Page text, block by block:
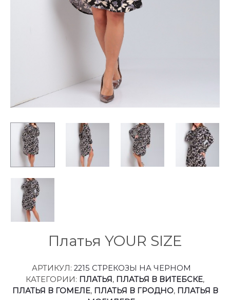
Платья YOUR SIZE
АРТИКУЛ: 2215 СТРЕКОЗЫ НА ЧЕРНОМ
КАТЕГОРИИ: ПЛАТЬЯ, ПЛАТЬЯ В ВИТЕБСКЕ,
ПЛАТЬЯ В ГОМЕЛЕ, ПЛАТЬЯ В ГРОДНО, ПЛАТЬЯ В